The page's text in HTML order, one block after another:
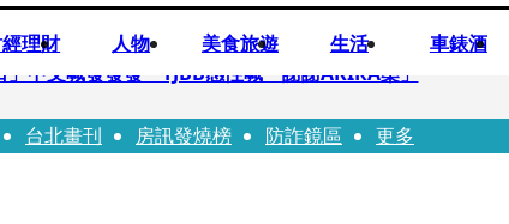
理財 人物 美食旅遊 生活 車錶酒
中文喊發發發 TJBB感性喊「謝謝AKIRA桑」
3款嗆：陳時中唯一擋的叫科興
台北畫刊 房訊發燒榜 防詐鏡區 更多